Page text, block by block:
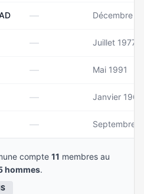
— Décembre
— Juillet 1977
— Mai 1991
— Janvier 1966
— Septembre
compte 11 membres au
hommes.